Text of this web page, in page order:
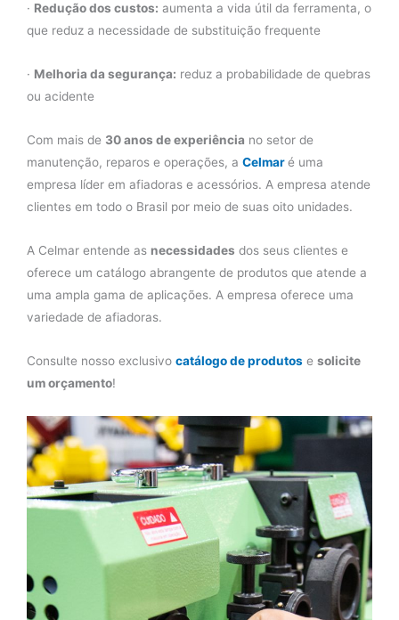
· Redução dos custos: aumenta a vida útil da ferramenta, o
que reduz a necessidade de substituição frequente
· Melhoria da segurança: reduz a probabilidade de quebras
ou acidente
Com mais de 30 anos de experiência no setor de
manutenção, reparos e operações, a Celmaré uma
empresa líder em afiadoras e acessórios. A empresa atende
clientes em todo o Brasil por meio de suas oito unidades.
A Celmar entende as necessidades dos seus clientes e
oferece um catálogo abrangente de produtos que atende a
uma ampla gama de aplicações. A empresa oferece uma
variedade de afiadoras.
Consulte nosso exclusivo catálogo de produtos e solicite
um orçamento!